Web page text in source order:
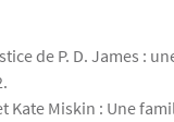
de P. D. James :
Kate Miskin : Une